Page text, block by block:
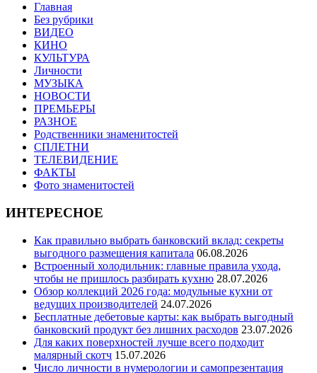
Главная
Без рубрики
ВИДЕО
КИНО
КУЛЬТУРА
Личности
МУЗЫКА
НОВОСТИ
ПРЕМЬЕРЫ
РАЗНОЕ
Родственники знаменитостей
СПЛЕТНИ
ТЕЛЕВИДЕНИЕ
ФАКТЫ
Фото знаменитостей
ИНТЕРЕСНОЕ
Как правильно выбрать банковский вклад: секреты
выгодного размещения капитала 06.08.2026
Встроенный холодильник: главные правила ухода,
чтобы не пришлось разбирать кухню 28.07.2026
Обзор коллекций 2026 года: модульные кухни от
ведущих производителей 24.07.2026
Бесплатные дебетовые карты: как выбрать выгодный
банковский продукт без лишних расходов 23.07.2026
Для каких поверхностей лучше всего подходит
малярный скотч 15.07.2026
Число личности в нумерологии и самопрезентация